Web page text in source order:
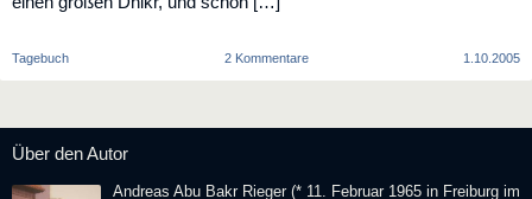
Tagebuch 2 Kommentarezu
Reinigung
1.10.2005
Über den Autor
Andreas Abu Bakr Rieger (* 11. Februar 1965 in Freiburg im